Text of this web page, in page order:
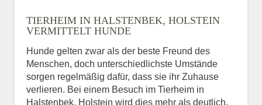
E-Mail*
TIERHEIM IN HALSTENBEK, HOLSTEIN
VERMITTELT HUNDE
Hunde gelten zwar als der beste Freund des
Menschen, doch unterschiedlichste Umstände
sorgen regelmäßig dafür, dass sie ihr Zuhause
verlieren. Bei einem Besuch im Tierheim in
Halstenbek, Holstein wird dies mehr als deutlich,